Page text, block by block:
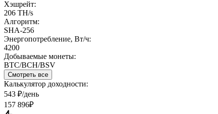
Хэшрейт:
206 TH/s
Алгоритм:
SHA-256
Энергопотребление, Вт/ч:
4200
Добываемые монеты:
BTC/BCH/BSV
Смотреть все
Калькулятор доходности:
543 ₽/день
157 896₽